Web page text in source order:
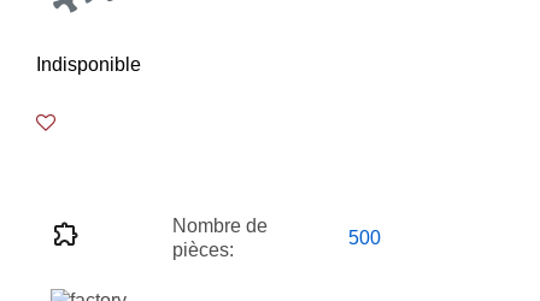
Indisponible
Nombre de
pièces:
500